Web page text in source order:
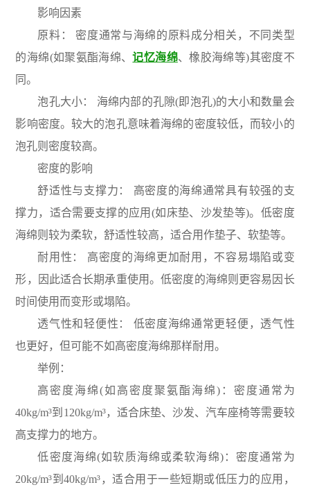
影响因素
原料： 密度通常与海绵的原料成分相关，不同类型
的海绵(如聚氨酯海绵、记忆海绵、橡胶海绵等)其密度不
同。
泡孔大小： 海绵内部的孔隙(即泡孔)的大小和数量会
影响密度。较大的泡孔意味着海绵的密度较低，而较小的
泡孔则密度较高。
密度的影响
舒适性与支撑力： 高密度的海绵通常具有较强的支
撑力，适合需要支撑的应用(如床垫、沙发垫等)。低密度
海绵则较为柔软，舒适性较高，适合用作垫子、软垫等。
耐用性： 高密度的海绵更加耐用，不容易塌陷或变
形，因此适合长期承重使用。低密度的海绵则更容易因长
时间使用而变形或塌陷。
透气性和轻便性： 低密度海绵通常更轻便，透气性
也更好，但可能不如高密度海绵那样耐用。
举例：
高密度海绵(如高密度聚氨酯海绵)：密度通常为
40kg/m³到120kg/m³，适合床垫、沙发、汽车座椅等需要较
高支撑力的地方。
低密度海绵(如软质海绵或柔软海绵)：密度通常为
20kg/m³到40kg/m³，适合用于一些短期或低压力的应用，